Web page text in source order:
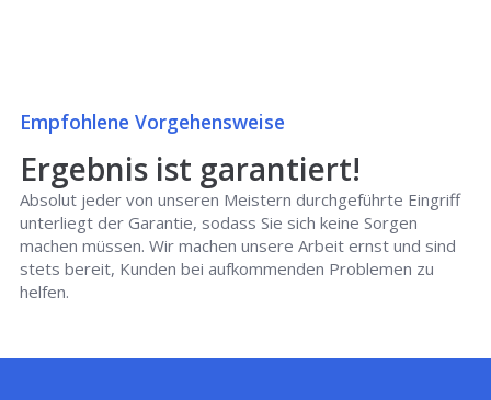
Empfohlene Vorgehensweise
Ergebnis ist garantiert!
Absolut jeder von unseren Meistern durchgeführte Eingriff
unterliegt der Garantie, sodass Sie sich keine Sorgen
machen müssen. Wir machen unsere Arbeit ernst und sind
stets bereit, Kunden bei aufkommenden Problemen zu
helfen.